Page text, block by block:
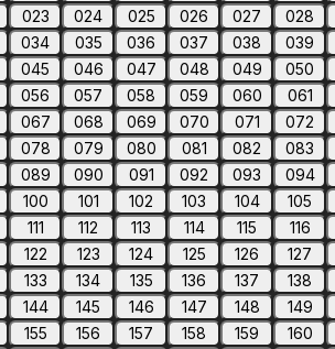
023
024 025 026 027 028
034
035 036 037 038 039
045
046 047 048 049 050
056
057 058 059 060 061
067
068 069 070 071 072
078
079 080 081 082 083
089
090 091 092 093 094
100
101 102 103 104 105
111
112 113 114 115 116
122
123 124 125 126 127
133
134 135 136 137 138
144
145 146 147 148 149
155
156 157 158 159 160